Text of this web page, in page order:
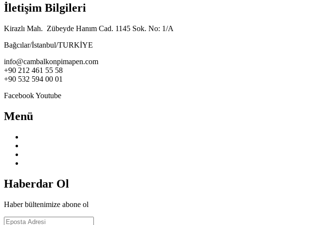
İletişim Bilgileri
Kirazlı Mah. Zübeyde Hanım Cad. 1145 Sok. No: 1/A
Bağcılar/İstanbul/TURKİYE
info@cambalkonpimapen.com
+90 212 461 55 58
+90 532 594 00 01
FacebookYoutube
Menü
Haberdar Ol
Haber bültenimize abone ol